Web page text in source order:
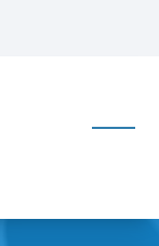
menu
menu